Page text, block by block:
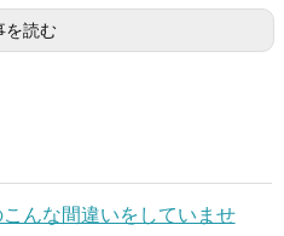
を読む
んな間違いをしていませ